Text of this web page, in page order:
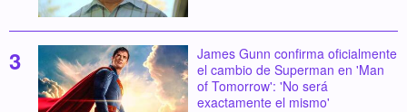
James Gunn confirma oficialmente
el cambio de Superman en 'Man
of Tomorrow': 'No será
exactamente el mismo'